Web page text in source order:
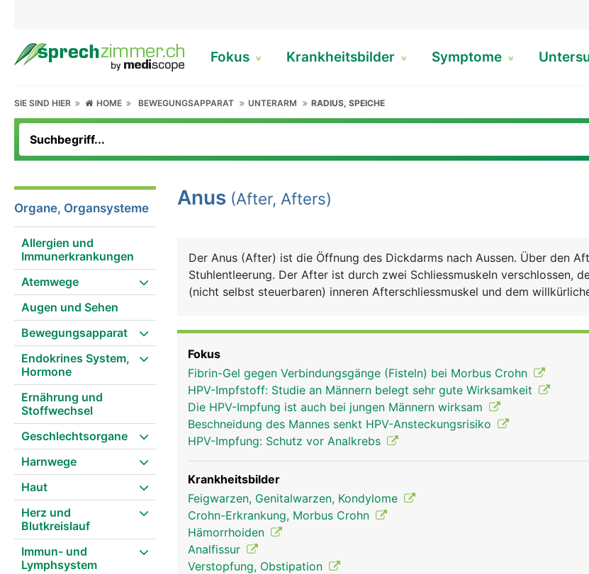
Fokus Krankheitsbilder Symptome
SIE SIND HIER HOME BEWEGUNGSAPPARAT UNTERARM RADIUS, SPEICHE
Organe, Organsysteme
Allergien und
Immunerkrankungen
Atemwege
Augen und Sehen
Bewegungsapparat
Endokrines System,
Hormone
Ernährung und
Stoffwechsel
Geschlechtsorgane
Harnwege
Haut
Herz und
Blutkreislauf
Immun- und
Lymphsystem
Anus (After, Afters)
Der Anus (After) ist die Öffnung des Dickdarms nach Aussen. Über den
Stuhlentleerung. Der After ist durch zwei Schliessmuskeln verschlossen,
(nicht selbst steuerbaren) inneren Afterschliessmuskel und dem
Fokus
Fibrin-Gel gegen Verbindungsgänge (Fisteln) bei Morbus Crohn
HPV-Impfstoff: Studie an Männern belegt sehr gute Wirksamkeit
Die HPV-Impfung ist auch bei jungen Männern wirksam
Beschneidung des Mannes senkt HPV-Ansteckungsrisiko
HPV-Impfung: Schutz vor Analkrebs
Krankheitsbilder
Feigwarzen, Genitalwarzen, Kondylome
Crohn-Erkrankung, Morbus Crohn
Hämorrhoiden
Analfissur
Verstopfung, Obstipation